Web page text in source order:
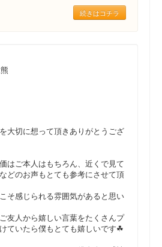
続きはコチラ
大切に想って頂きありがとうござ
はご本人はもちろん、近くで見て
どのお声もとても参考にさせて頂
そ感じられる雰囲気があると思い
友人から嬉しい言葉をたくさんプ
ていたら僕もとても嬉しいです☘